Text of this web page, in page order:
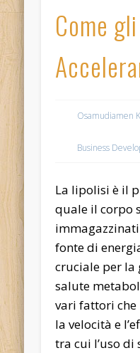
Come
Osamudiamen
Business
La lipolisi è il
quale il corpo
fonte di
cruciale per la
salute
vari fattori che
la velocità e
tra cui l’uso di